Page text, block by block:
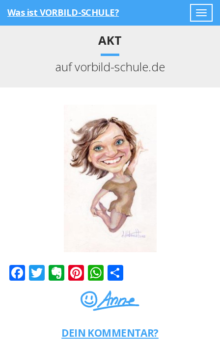
Was ist VORBILD-SCHULE?
AKT
auf vorbild-schule.de
Facebook
Twitter
Evernote
Pinterest
WhatsApp
DEIN KOMMENTAR?